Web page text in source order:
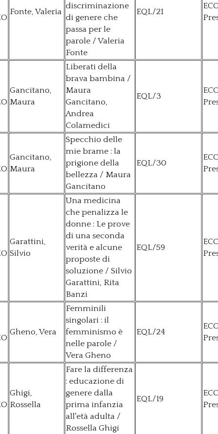
Fonte, Valeria
discriminazione
di genere che
passa per le
parole / Valeria
Fonte
EQL/21
Gancitano,
Maura
Liberati della
brava bambina /
Maura
Gancitano,
Andrea
Colamedici
EQL/3
Gancitano,
Maura
Specchio delle
mie brame : la
prigione della
bellezza / Maura
Gancitano
EQL/30
Garattini,
Silvio
Una medicina
che penalizza le
donne : Le prove
di una seconda
verità e alcune
proposte di
soluzione / Silvio
Garattini, Rita
Banzi
EQL/59
Gheno, Vera
Femminili
singolari : il
femminismo è
nelle parole /
Vera Gheno
EQL/24
Ghigi,
Rossella
Fare la differenza
: educazione di
genere dalla
prima infanzia
all'età adulta /
Rossella Ghigi
EQL/19